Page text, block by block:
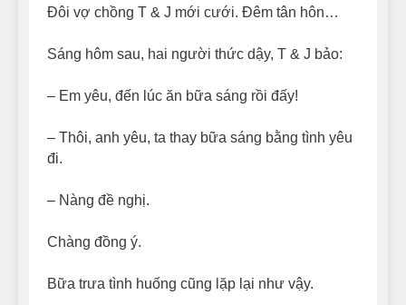
Đôi vợ chồng T & J mới cưới. Đêm tân hôn…
Sáng hôm sau, hai người thức dậy, T & J bảo:
– Em yêu, đến lúc ăn bữa sáng rồi đấy!
– Thôi, anh yêu, ta thay bữa sáng bằng tình yêu
đi.
– Nàng đề nghị.
Chàng đồng ý.
Bữa trưa tình huống cũng lặp lại như vậy.